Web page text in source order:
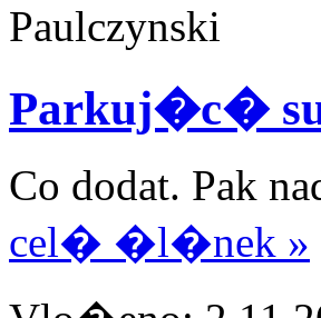
Paulczynski
Parkuj�c�
Co dodat. Pak
cel� �l�nek »